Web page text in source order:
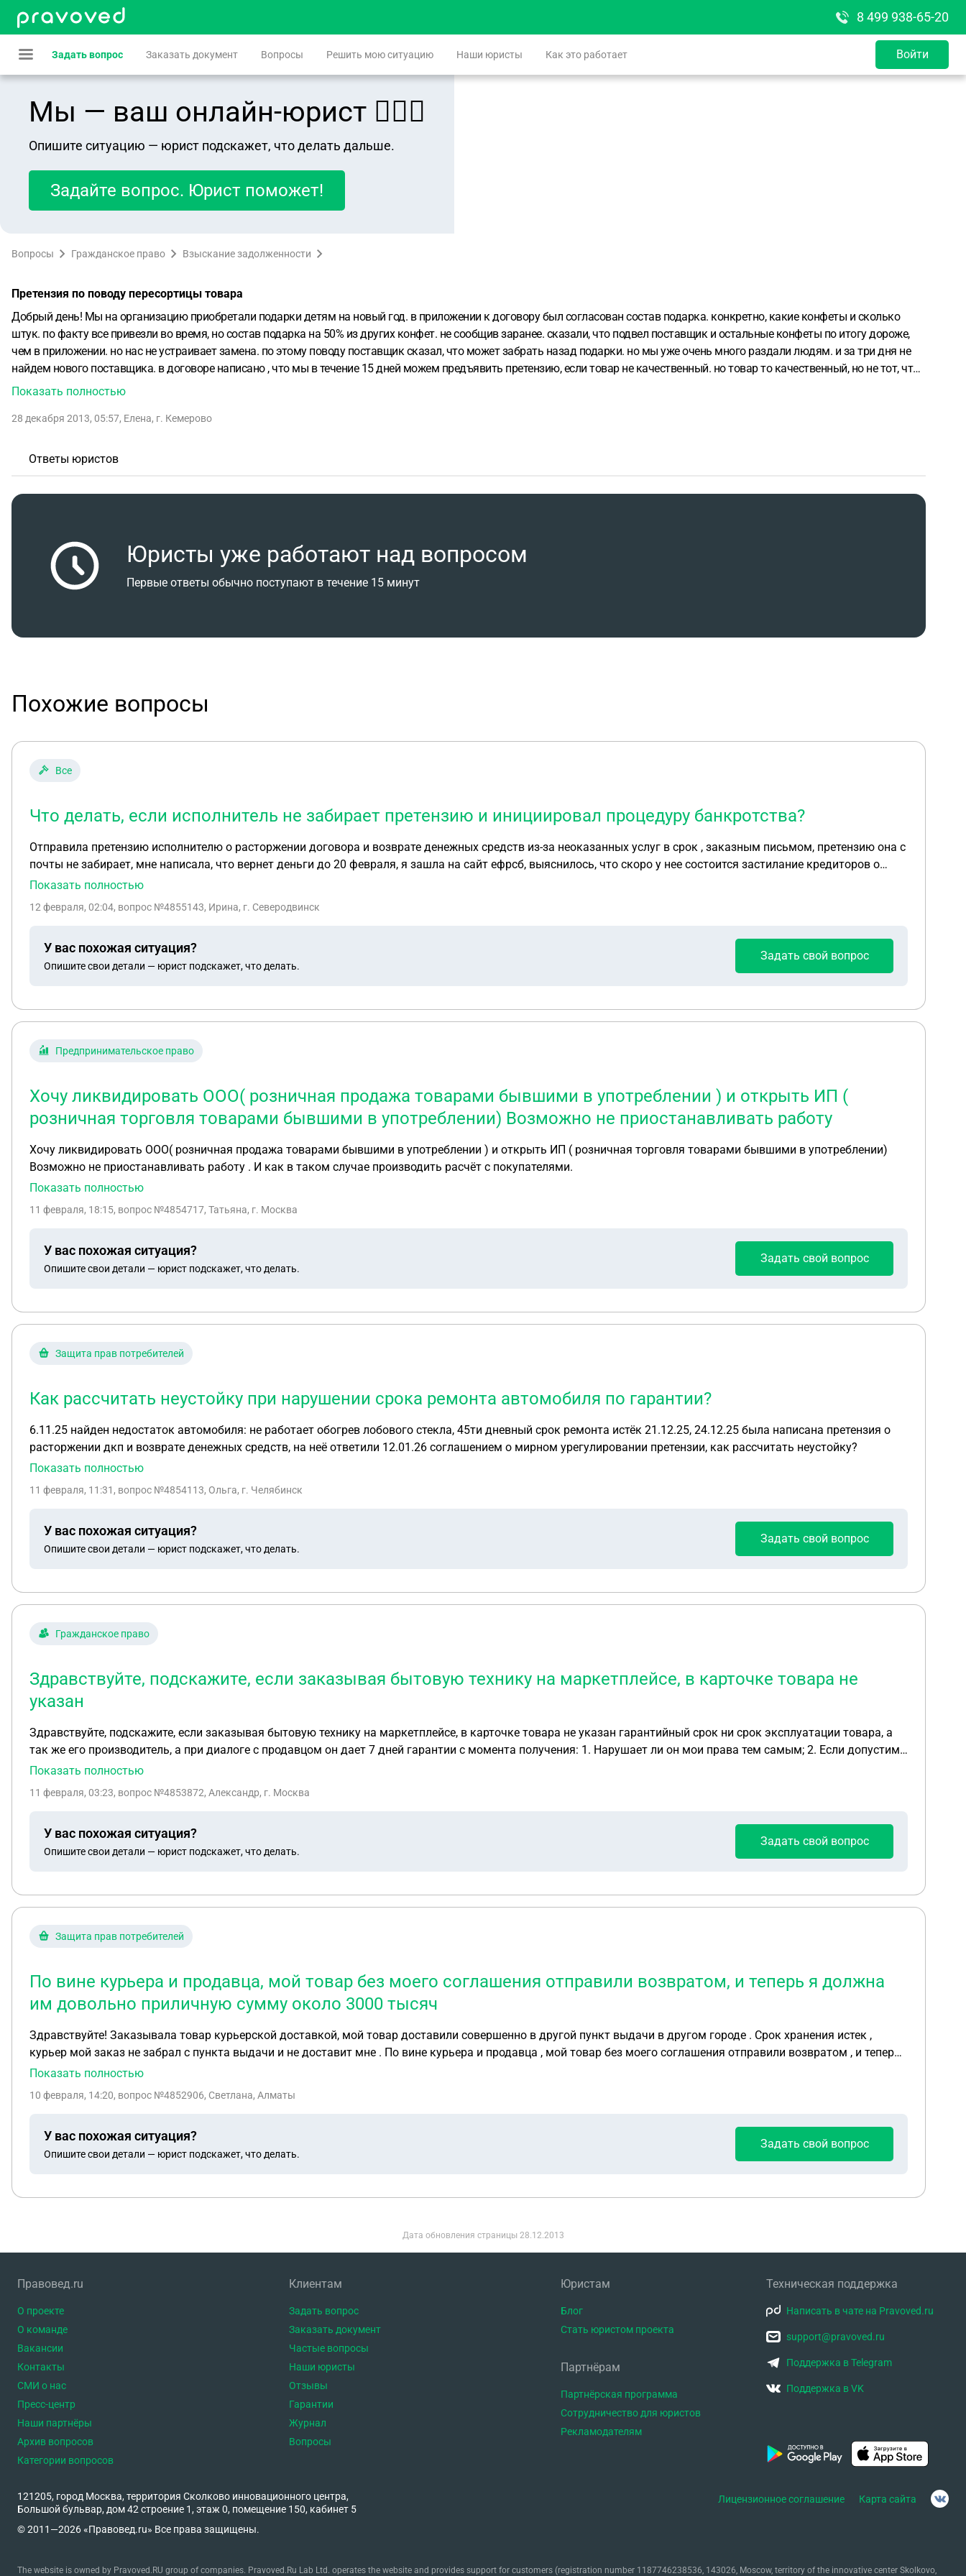
8 499 938-65-20
Задать вопрос Заказать документ Вопросы Решить мою ситуацию Наши юристы Как это работает Войти
Мы — ваш онлайн-юрист 👨🏻‍⚖️
Опишите ситуацию — юрист подскажет, что делать дальше.
Задайте вопрос. Юрист поможет!
Вопросы Гражданское право Взыскание задолженности
Претензия по поводу пересортицы товара
Добрый день! Мы на организацию приобретали подарки детям на новый год. в приложении к договору был согласован состав подарка. конкретно, какие конфеты и сколько
штук. по факту все привезли во время, но состав подарка на 50% из других конфет. не сообщив заранее. сказали, что подвел поставщик и остальные конфеты по итогу дороже,
чем в приложении. но нас не устраивает замена. по этому поводу поставщик сказал, что может забрать назад подарки. но мы уже очень много раздали людям. и за три дня не
найдем нового поставщика. в договоре написано , что мы в течение 15 дней можем предъявить претензию, если товар не качественный. но товар то качественный, но не тот, что
нам нужен. что мы можем предъявить поставщику?
Показать полностью
28 декабря 2013, 05:57, Елена, г. Кемерово
Ответы юристов
Юристы уже работают над вопросом
Первые ответы обычно поступают в течение 15 минут
Похожие вопросы
Все
Что делать, если исполнитель не забирает претензию и инициировал процедуру банкротства?
Отправила претензию исполнителю о расторжении договора и возврате денежных средств из-за неоказанных услуг в срок , заказным письмом, претензию она с
почты не забирает, мне написала, что вернет деньги до 20 февраля, я зашла на сайт ефрсб, выяснилось, что скоро у нее состоится застилание кредиторов о
принятии решение о реструктуризации Долгов , процедуре банкротства, что мне сейчас делать?
Показать полностью
12 февраля, 02:04, вопрос №4855143, Ирина, г. Северодвинск
У вас похожая ситуация?
Опишите свои детали — юрист подскажет, что делать.
Задать свой вопрос
Предпринимательское право
Хочу ликвидировать ООО( розничная продажа товарами бывшими в употреблении ) и открыть ИП (
розничная торговля товарами бывшими в употреблении) Возможно не приостанавливать работу
Хочу ликвидировать ООО( розничная продажа товарами бывшими в употреблении ) и открыть ИП ( розничная торговля товарами бывшими в употреблении)
Возможно не приостанавливать работу . И как в таком случае производить расчёт с покупателями.
Показать полностью
11 февраля, 18:15, вопрос №4854717, Татьяна, г. Москва
У вас похожая ситуация?
Опишите свои детали — юрист подскажет, что делать.
Задать свой вопрос
Защита прав потребителей
Как рассчитать неустойку при нарушении срока ремонта автомобиля по гарантии?
6.11.25 найден недостаток автомобиля: не работает обогрев лобового стекла, 45ти дневный срок ремонта истёк 21.12.25, 24.12.25 была написана претензия о
расторжении дкп и возврате денежных средств, на неё ответили 12.01.26 соглашением о мирном урегулировании претензии, как рассчитать неустойку?
Показать полностью
11 февраля, 11:31 , вопрос №4854113, Ольга, г. Челябинск
У вас похожая ситуация?
Опишите свои детали — юрист подскажет, что делать.
Задать свой вопрос
Гражданское право
Здравствуйте, подскажите, если заказывая бытовую технику на маркетплейсе, в карточке товара не
указан
Здравствуйте, подскажите, если заказывая бытовую технику на маркетплейсе, в карточке товара не указан гарантийный срок ни срок эксплуатации товара, а
так же его производитель, а при диалоге с продавцом он дает 7 дней гарантии с момента получения: 1. Нарушает ли он мои права тем самым; 2. Если допустим
товар пришёл в негодность на 8 день или через месяц, то могу ли я рассчитывать на гарантию независимо от того, что мне дал продавец 7 дней. Цена товара
Показать полностью
11 февраля, 03:23, вопрос №4853872, Александр, г. Москва
У вас похожая ситуация?
Опишите свои детали — юрист подскажет, что делать.
Задать свой вопрос
Защита прав потребителей
По вине курьера и продавца, мой товар без моего соглашения отправили возвратом, и теперь я должна
им довольно приличную сумму около 3000 тысяч
Здравствуйте! Заказывала товар курьерской доставкой, мой товар доставили совершенно в другой пункт выдачи в другом городе . Срок хранения истек ,
курьер мой заказ не забрал с пункта выдачи и не доставит мне . По вине курьера и продавца , мой товар без моего соглашения отправили возвратом , и теперь
я должна им довольно приличную сумму около 3000 тысяч. Как я могу отвергнуть эту сумму , так как вина не с моей стороны , и в считаю , что я не обязана
этом не просила
Показать полностью
10 февраля, 14:20, вопрос №4852906, Светлана, Алматы
У вас похожая ситуация?
Опишите свои детали — юрист подскажет, что делать.
Задать свой вопрос
Дата обновления страницы 28.12.2013
Правовед.ru
О проекте
О команде
Вакансии
Контакты
СМИ о нас
Пресс-центр
Наши партнёры
Архив вопросов
Категории вопросов
Клиентам
Задать вопрос
Заказать документ
Частые вопросы
Наши юристы
Отзывы
Гарантии
Журнал
Вопросы
Юристам
Блог
Стать юристом проекта
Партнёрам
Партнёрская программа
Сотрудничество для юристов
Рекламодателям
Техническая поддержка
Написать в чате на Pravoved.ru
support@pravoved.ru
Поддержка в Telegram
Поддержка в VK
121205, город Москва, территория Сколково инновационного центра,
Большой бульвар, дом 42 строение 1, этаж 0, помещение 150, кабинет 5
© 2011—2026 «Правовед.ru» Все права защищены.
Лицензионное соглашение Карта сайта
The website is owned by Pravoved.RU group of companies. Pravoved.Ru Lab Ltd. operates the website and provides support for customers (registration number 1187746238536, 143026, Moscow, territory of the innovative center Skolkovo,